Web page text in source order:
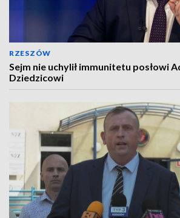
RZESZÓW
Sejm nie uchylił immunitetu posłowi
Dziedzicowi